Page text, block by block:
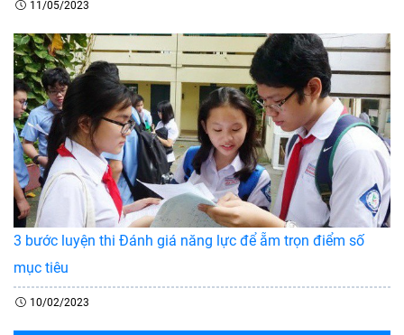
11/05/2023
3 bước luyện thi Đánh giá năng lực để ẵm trọn điểm số
mục tiêu
10/02/2023